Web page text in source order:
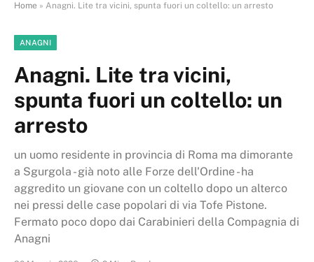
Home » Anagni. Lite tra vicini, spunta fuori un coltello: un arresto
ANAGNI
Anagni. Lite tra vicini,
spunta fuori un coltello: un
arresto
un uomo residente in provincia di Roma ma dimorante
a Sgurgola - già noto alle Forze dell'Ordine - ha
aggredito un giovane con un coltello dopo un alterco
nei pressi delle case popolari di via Tofe Pistone.
Fermato poco dopo dai Carabinieri della Compagnia di
Anagni